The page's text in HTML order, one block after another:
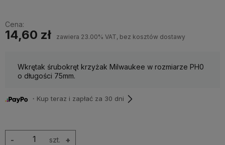
Cena:
14,60 zł zawiera 23.00% VAT, bez kosztów dostawy
Wkrętak śrubokręt krzyżak Milwaukee w rozmiarze PH0
o długości 75mm.
・Kup teraz i zapłać za 30 dni
szt. +
-